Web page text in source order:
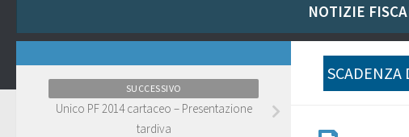
NOTIZIE
SCADENZA
SUCCESSIVO
Unico PF 2014 cartaceo – Presentazione
tardiva